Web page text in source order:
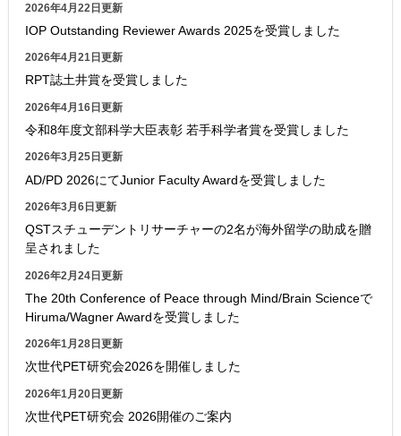
2026年4月22日更新
IOP Outstanding Reviewer Awards 2025を受賞しました
2026年4月21日更新
RPT誌土井賞を受賞しました
2026年4月16日更新
令和8年度文部科学大臣表彰 若手科学者賞を受賞しました
2026年3月25日更新
AD/PD 2026にてJunior Faculty Awardを受賞しました
2026年3月6日更新
QSTスチューデントリサーチャーの2名が海外留学の助成を贈
呈されました
2026年2月24日更新
The 20th Conference of Peace through Mind/Brain Scienceで
Hiruma/Wagner Awardを受賞しました
2026年1月28日更新
次世代PET研究会2026を開催しました
2026年1月20日更新
次世代PET研究会 2026開催のご案内